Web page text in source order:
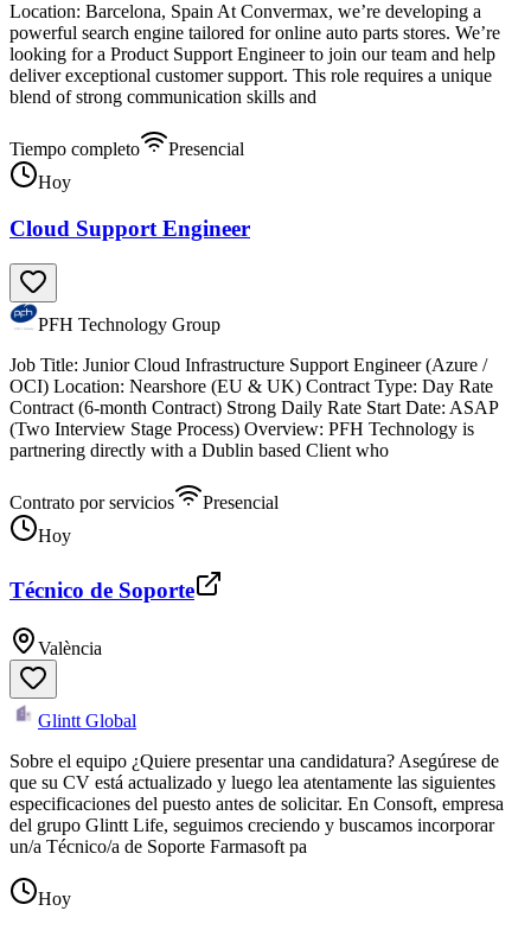
Location: Barcelona, Spain At Convermax, we’re developing a
powerful search engine tailored for online auto parts stores. We’re
looking for a Product Support Engineer to join our team and help
deliver exceptional customer support. This role requires a unique
blend of strong communication skills and
Tiempo completo
Presencial
Hoy
Cloud Support Engineer
PFH Technology Group
Job Title: Junior Cloud Infrastructure Support Engineer (Azure /
OCI) Location: Nearshore (EU & UK) Contract Type: Day Rate
Contract (6-month Contract) Strong Daily Rate Start Date: ASAP
(Two Interview Stage Process) Overview: PFH Technology is
partnering directly with a Dublin based Client who
Contrato por servicios
Presencial
Hoy
Técnico de Soporte
València
Glintt Global
Sobre el equipo ¿Quiere presentar una candidatura? Asegúrese de
que su CV está actualizado y luego lea atentamente las siguientes
especificaciones del puesto antes de solicitar. En Consoft, empresa
del grupo Glintt Life, seguimos creciendo y buscamos incorporar
un/a Técnico/a de Soporte Farmasoft pa
Hoy